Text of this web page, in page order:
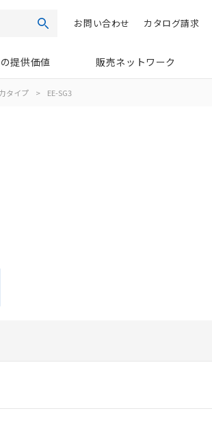
検索 カタログ請求
お問い合わせ
提供価値 販売ネットワーク
タイプ > EE-SG3